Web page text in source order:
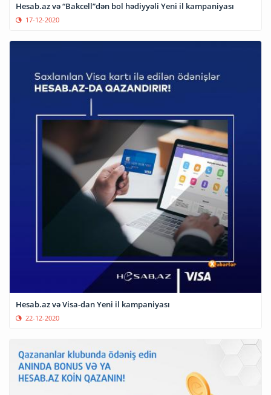
Hesab.az və “Bakcell”dən bol hədiyyəli Yeni il kampaniyası
17-12-2020
Hesab.az və Visa-dan Yeni il kampaniyası
22-12-2020